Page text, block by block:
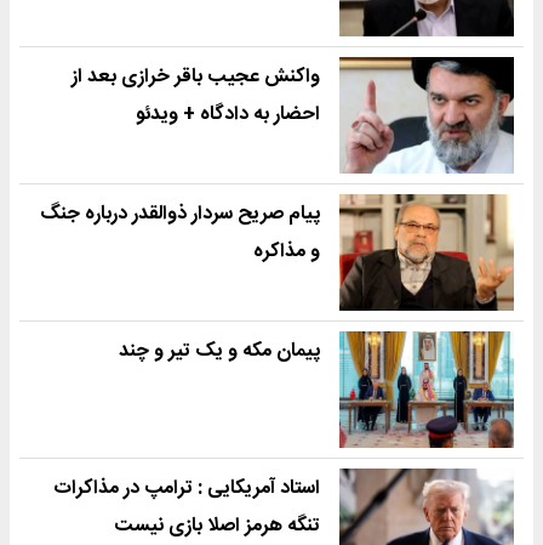
واکنش عجیب باقر خرازی بعد از
احضار به دادگاه + ویدئو
پیام صریح سردار ذوالقدر درباره جنگ
و مذاکره
پیمان مکه و یک تیر و چند
استاد آمریکایی : ترامپ در مذاکرات
تنگه هرمز اصلا بازی نیست